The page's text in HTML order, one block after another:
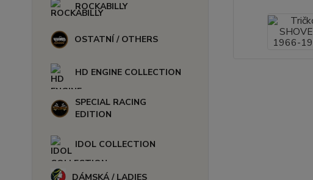
ROCKABILLY
OSTATNÍ / OTHERS
HD ENGINE COLLECTION
SPECIAL RACING
EDITION
IDOL COLLECTION
DÁMSKÁ / LADIES